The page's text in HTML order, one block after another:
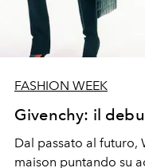
FASHION WEEK
Givenchy: il
Dal passato al futuro,
maison puntando su